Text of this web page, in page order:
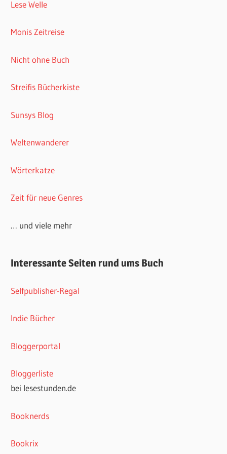
Lese Welle
Monis Zeitreise
Nicht ohne Buch
Streifis Bücherkiste
Sunsys Blog
Weltenwanderer
Wörterkatze
Zeit für neue Genres
… und viele mehr
Interessante Seiten rund ums Buch
Selfpublisher-Regal
Indie Bücher
Bloggerportal
Bloggerliste
bei lesestunden.de
Booknerds
Bookrix